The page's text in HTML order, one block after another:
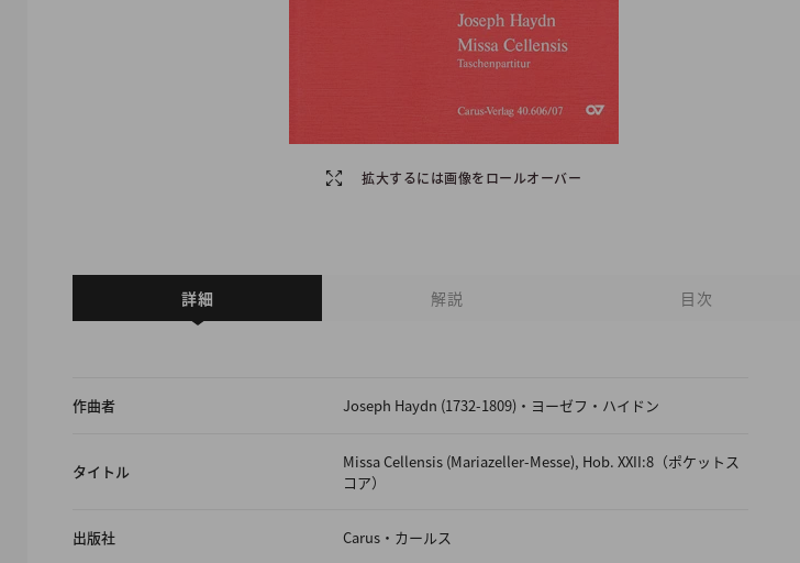
拡大するには画像をロールオーバー
詳細 解説 目次
作曲者 Joseph Haydn (1732-1809)・ヨーゼフ・ハイドン
タイトル
Missa Cellensis (Mariazeller-Messe), Hob. XXII:8（ポケットス
コア）
出版社 Carus・カールス